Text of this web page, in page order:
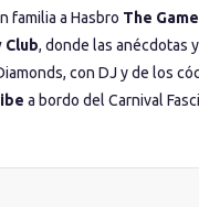
familia a Hasbro The
Club, donde las anécdotas
con DJ y de los
a bordo del Carnival